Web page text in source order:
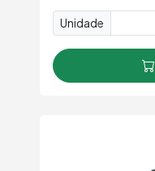
Unidade